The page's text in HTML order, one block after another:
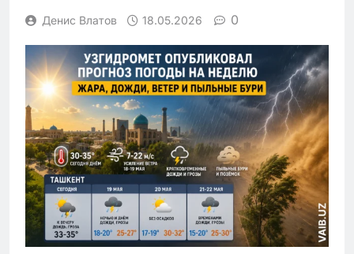
Денис Влатов 18.05.2026 0